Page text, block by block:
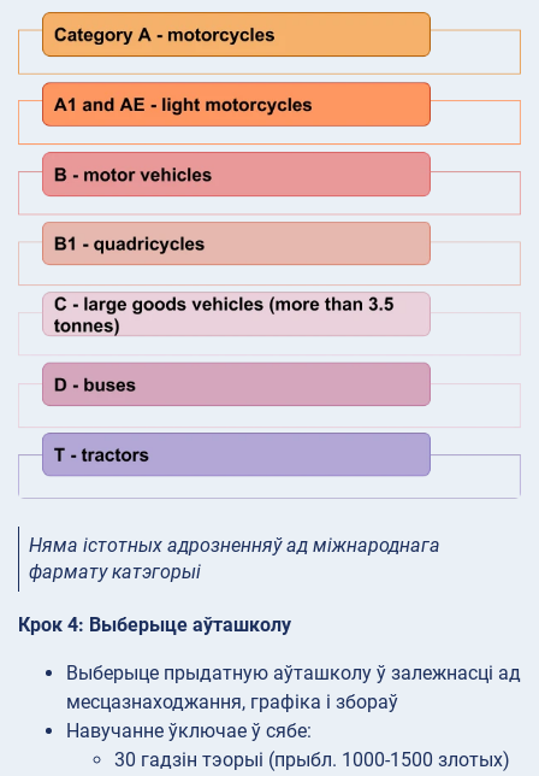
Няма істотных адрозненняў ад міжнароднага
фармату катэгорыі
Крок 4: Выберыце аўташколу
Выберыце прыдатную аўташколу ў залежнасці ад
месцазнаходжання, графіка і збораў
Навучанне ўключае ў сябе:
30 гадзін тэорыі (прыбл. 1000-1500 злотых)